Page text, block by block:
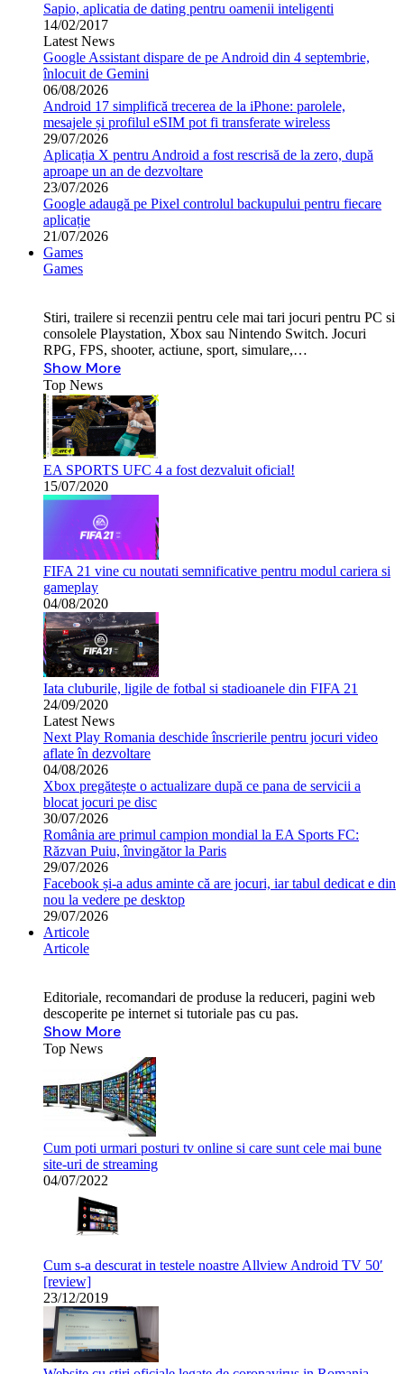
Sapio, aplicatia de dating pentru oamenii inteligenti
14/02/2017
Latest News
Google Assistant dispare de pe Android din 4 septembrie,
înlocuit de Gemini
06/08/2026
Android 17 simplifică trecerea de la iPhone: parolele,
mesajele și profilul eSIM pot fi transferate wireless
29/07/2026
Aplicația X pentru Android a fost rescrisă de la zero, după
aproape un an de dezvoltare
23/07/2026
Google adaugă pe Pixel controlul backupului pentru fiecare
aplicație
21/07/2026
Games
Games
Stiri, trailere si recenzii pentru cele mai tari jocuri pentru PC si
consolele Playstation, Xbox sau Nintendo Switch. Jocuri
RPG, FPS, shooter, actiune, sport, simulare,…
Show More
Top News
EA SPORTS UFC 4 a fost dezvaluit oficial!
15/07/2020
FIFA 21 vine cu noutati semnificative pentru modul cariera si
gameplay
04/08/2020
Iata cluburile, ligile de fotbal si stadioanele din FIFA 21
24/09/2020
Latest News
Next Play Romania deschide înscrierile pentru jocuri video
aflate în dezvoltare
04/08/2026
Xbox pregătește o actualizare după ce pana de servicii a
blocat jocuri pe disc
30/07/2026
România are primul campion mondial la EA Sports FC:
Răzvan Puiu, învingător la Paris
29/07/2026
Facebook și-a adus aminte că are jocuri, iar tabul dedicat e din
nou la vedere pe desktop
29/07/2026
Articole
Articole
Editoriale, recomandari de produse la reduceri, pagini web
descoperite pe internet si tutoriale pas cu pas.
Show More
Top News
Cum poti urmari posturi tv online si care sunt cele mai bune
site-uri de streaming
04/07/2022
Cum s-a descurat in testele noastre Allview Android TV 50′
[review]
23/12/2019